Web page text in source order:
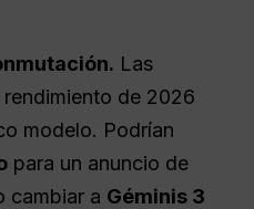
Las
de 2026
modelo. Podrían
para un anuncio de
cambiar a Géminis 3